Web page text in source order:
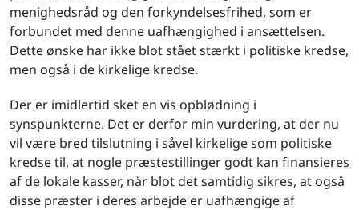
menighedsråd og den forkyndelsesfrihed, som er
forbundet med denne uafhængighed i ansættelsen.
Dette ønske har ikke blot stået stærkt i politiske kredse,
men også i de kirkelige kredse.
Der er imidlertid sket en vis opblødning i
synspunkterne. Det er derfor min vurdering, at der nu
vil være bred tilslutning i såvel kirkelige som politiske
kredse til, at nogle præstestillinger godt kan finansieres
af de lokale kasser, når blot det samtidig sikres, at også
disse præster i deres arbejde er uafhængige af